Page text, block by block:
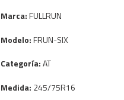
Marca:FULLRUN
Modelo:FRUN-SIX
Categoría:AT
Medida: 245/75R16